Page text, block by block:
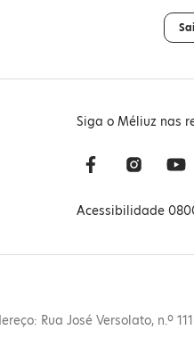
Siga o Méliuz nas
Acessibilidade
Rua José Versolato, n.º